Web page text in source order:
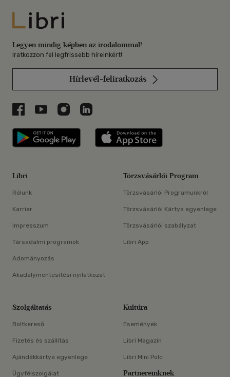
Libri
Legyen mindig képben az irodalommal!
Iratkozzon fel legfrissebb híreinkért!
Hírlevél-feliratkozás
Libri a Facebookon
Libri a Youtube-on
Libri az Instagramon
Libri a LinkedInen
Libri applikáció Szerezd meg: Google
Libri
Rólunk
Karrier
Impresszum
Társadalmi programok
Adományozás
Akadálymentesítési nyilatkozat
Törzsvásárlói Program
Törzsvásárlói Programunkról
Törzsvásárlói Kártya egyenlege
Törzsvásárlói szabályzat
Libri App
Szolgáltatás
Boltkereső
Fizetés és szállítás
Ajándékkártya egyenlege
Ügyfélszolgálat
Kultúra
Események
Libri Magazin
Libri Mini Polc
Partnereinknek